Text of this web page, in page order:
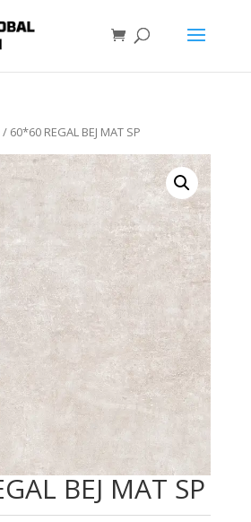
/ 60*60 REGAL BEJ MAT SP
BEJ MAT SP